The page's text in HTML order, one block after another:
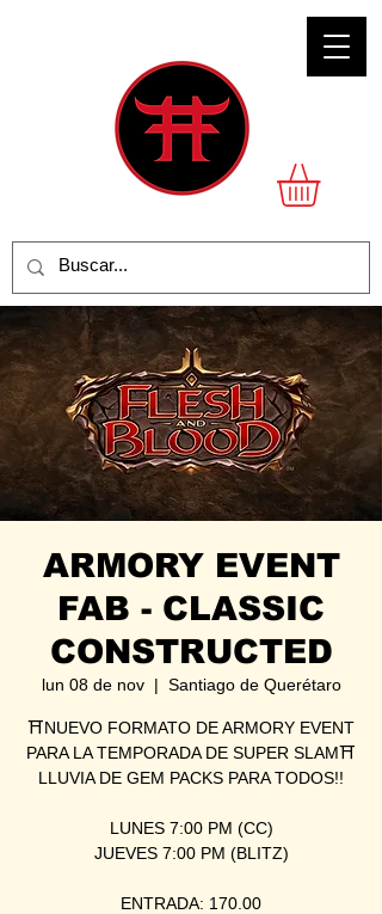
ARMORY EVENT
FAB - CLASSIC
CONSTRUCTED
lun 08 de nov
  |
Santiago de Querétaro
⛩NUEVO FORMATO DE ARMORY EVENT
PARA LA TEMPORADA DE SUPER SLAM⛩
LLUVIA DE GEM PACKS PARA TODOS!!
LUNES 7:00 PM (CC)
JUEVES 7:00 PM (BLITZ)
ENTRADA: 170.00